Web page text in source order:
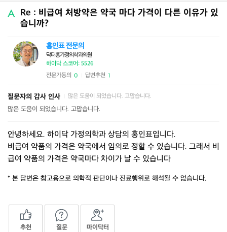
Re : 비급여 처방약은 약국 마다 가격이 다른 이유가 있
습니까?
홍인표 전문의
닥터홍가정의학과의원
하이닥 스코어: 5526
전문가동의 0 답변추천 1
질문자의 감사 인사 많은 도움이 되었습니다. 고맙습니다.
많은 도움이 되었습니다. 고맙습니다.
안녕하세요. 하이닥 가정의학과 상담의 홍인표입니다.
비급여 약품의 가격은 약국에서 임의로 정할 수 있습니다. 그래서 비
급여 약품의 가격은 약국마다 차이가 날 수 있습니다
* 본 답변은 참고용으로 의학적 판단이나 진료행위로 해석될 수 없습니다.
추천 질문 마이닥터